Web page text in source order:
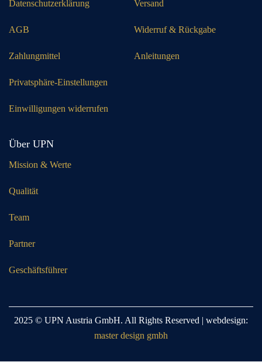
Datenschutzerklärung
AGB
Zahlungmittel
Privatsphäre-Einstellungen
Einwilligungen widerrufen
Versand
Widerruf & Rückgabe
Anleitungen
Über UPN
Mission & Werte
Qualität
Team
Partner
Geschäftsführer
2025 © UPN Austria GmbH. All Rights Reserved | webdesign:
master design gmbh